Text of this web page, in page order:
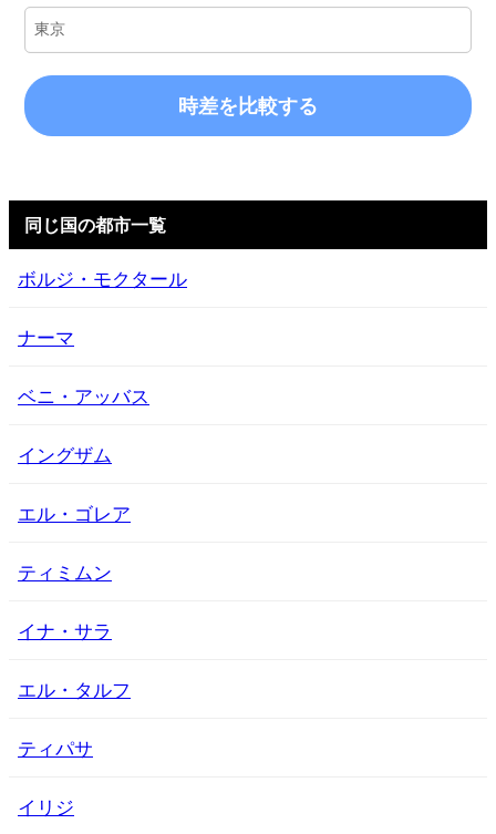
時差を比較する
同じ国の都市一覧
ボルジ・モクタール
ナーマ
ベニ・アッバス
イングザム
エル・ゴレア
ティミムン
イナ・サラ
エル・タルフ
ティパサ
イリジ